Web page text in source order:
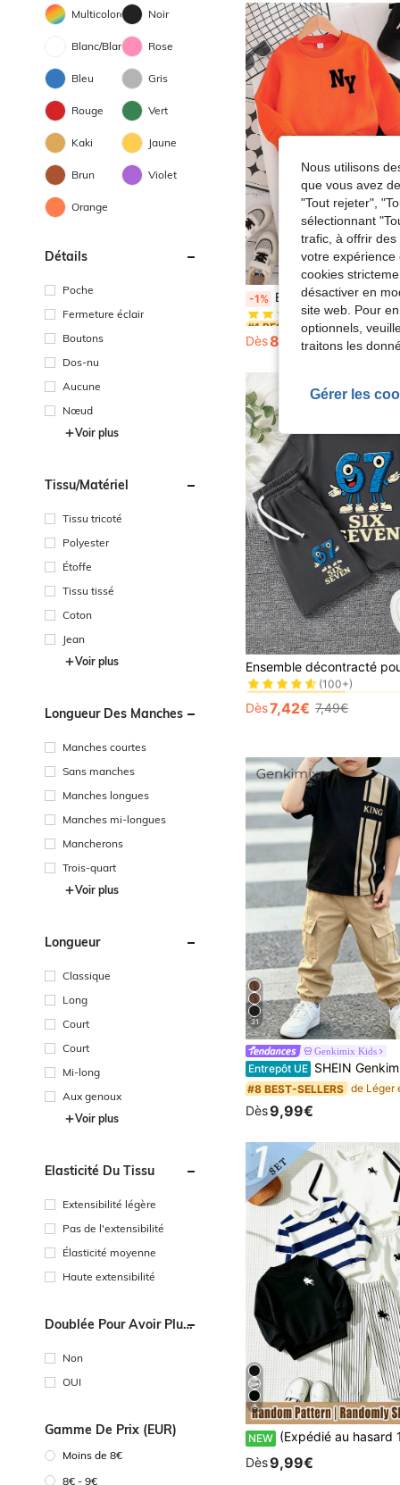
Multicolore Noir
Blanc/Blanche Rose
Bleu Gris
Rouge Vert
Kaki Jaune
Brun Violet
Orange
Détails
Poche
Fermeture éclair
Boutons
Dos-nu
Aucune
Nœud
Voir plus
Tissu/matériel
Tissu tricoté
Polyester
Étoffe
Tissu tissé
Coton
Jean
Voir plus
Longueur Des Manches
Manches courtes
Sans manches
Manches longues
Manches mi-longues
Mancherons
Trois-quart
Voir plus
Longueur
Classique
Long
Court
Court
Mi-long
Aux genoux
Voir plus
Élasticité Du Tissu
Extensibilité légère
Pas de l'extensibilité
Élasticité moyenne
Haute extensibilité
Doublée Pour Avoir Plus
Non
OUI
Gamme De Prix (EUR)
Moins de 8€
8€ - 9€
-1% Ensemble sweat-shirt col rond imprimé lettres et pantalon avec taille
#1 BEST-SELLERS
(100+)
#1 BEST-SELLERS
(100+)
#1 BEST-SELLERS
(100+)
#1 BEST-SELLERS
Dès8,90€ 8,99€
#1 BEST-SELLERS
(100+)
#1 BEST-SELLERS
(100+)
#1 BEST-SELLERS
(100+)
#1 BEST-SELLERS
Dès7,42€ 7,49€
31
Genkimix Kids
Entrepôt UE SHEIN Genkimix Kids Ensemble t-shirt à col ras-du-cou à manches courtes avec slogan "Jeune garçon roi" et pantalon cargo. Tenue
#8 BEST-SELLERS
Dès9,99€
8
NEW (Expédié au hasard 1 sur 3) Ensemble sweat-shirt col rond basique et pantalon de survêtement à motif rayures poney
Dès9,99€
Nous utilisons
que vous avez
"Tout rejeter",
sélectionnant
trafic, à offrir
votre expérience
cookies
désactiver en
site web. Pour
optionnels,
traitons les
Gérer les